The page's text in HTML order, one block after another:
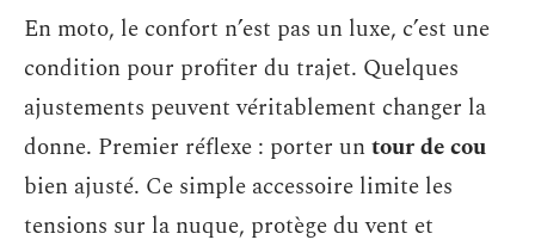
En moto, le confort n’est pas un luxe, c’est une
condition pour profiter du trajet. Quelques
ajustements peuvent véritablement changer la
donne. Premier réflexe : porter untour de cou
bien ajusté. Ce simple accessoire limite les
tensions sur la nuque, protège du vent et